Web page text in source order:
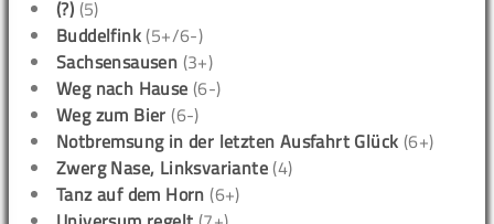
(?) (5)
Buddelfink (5+/6-)
Sachsensausen (3+)
Weg nach Hause (6-)
Weg zum Bier (6-)
Notbremsung in der letzten Ausfahrt Glück (6+)
Zwerg Nase, Linksvariante (4)
Tanz auf dem Horn (6+)